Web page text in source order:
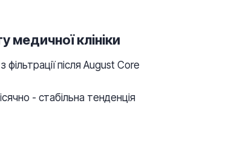
медичної клініки
після August Core
- стабільна тенденція